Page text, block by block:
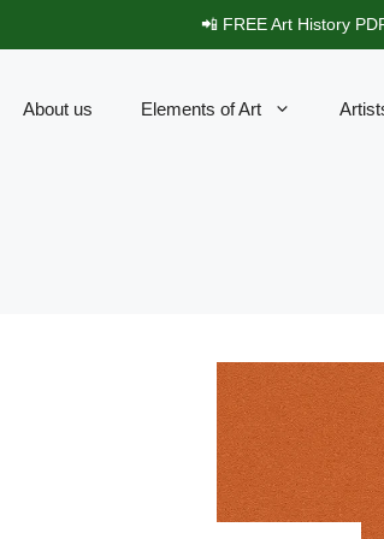
📲 FREE Art History
About us Elements of Art